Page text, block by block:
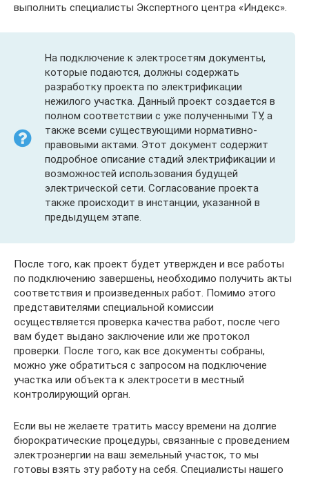
выполнить специалисты Экспертного центра «Индекс».
На подключение к электросетям документы,
которые подаются, должны содержать
разработку проекта по электрификации
нежилого участка. Данный проект создается в
полном соответствии с уже полученными ТУ, а
также всеми существующими нормативно-
правовыми актами. Этот документ содержит
подробное описание стадий электрификации и
возможностей использования будущей
электрической сети. Согласование проекта
также происходит в инстанции, указанной в
предыдущем этапе.
После того, как проект будет утвержден и все работы
по подключению завершены, необходимо получить акты
соответствия и произведенных работ. Помимо этого
представителями специальной комиссии
осуществляется проверка качества работ, после чего
вам будет выдано заключение или же протокол
проверки. После того, как все документы собраны,
можно уже обратиться с запросом на подключение
участка или объекта к электросети в местный
контролирующий орган.
Если вы не желаете тратить массу времени на долгие
бюрократические процедуры, связанные с проведением
электроэнергии на ваш земельный участок, то мы
готовы взять эту работу на себя. Специалисты нашего